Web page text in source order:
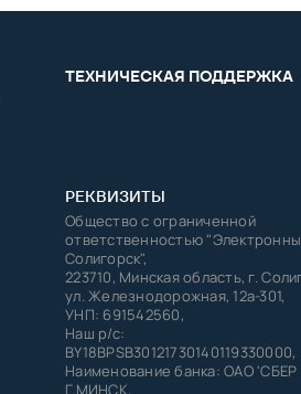
ТЕХНИЧЕСКАЯ ПОДДЕРЖКА
РЕКВИЗИТЫ
Общество с ограниченной
ответственностью
Солигорск",
223710, Минская область, г.
ул. Железнодорожная, 12а-301,
УНП: 691542560,
Наш р/с:
BY18BPSB30121730140119330000,
Наименование банка: ОАО
Г.МИНСК,